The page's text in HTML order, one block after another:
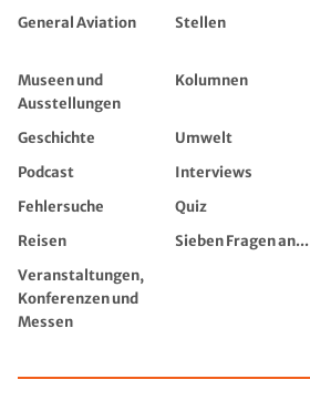
General Aviation
Stellen
Museen und
Ausstellungen
Kolumnen
Geschichte Umwelt
Podcast
Interviews
Fehlersuche
Quiz
Reisen
Sieben Fragen an...
Veranstaltungen,
Konferenzen und
Messen